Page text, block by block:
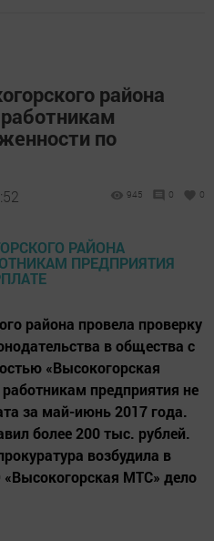
района
по
945 0 0
района провела проверку
в общества с
«Высокогорская
предприятия не
за май-июнь 2017 года.
более 200 тыс. рублей.
возбудила в
МТС» дело